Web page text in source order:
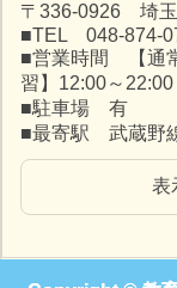
〒336-0926 埼玉
■TEL 048-874-
■営業時間 【通
習】12:00～22:00
■駐車場 有
■最寄駅 武蔵野
表